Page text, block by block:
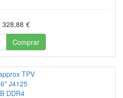
328,88 €
Comprar